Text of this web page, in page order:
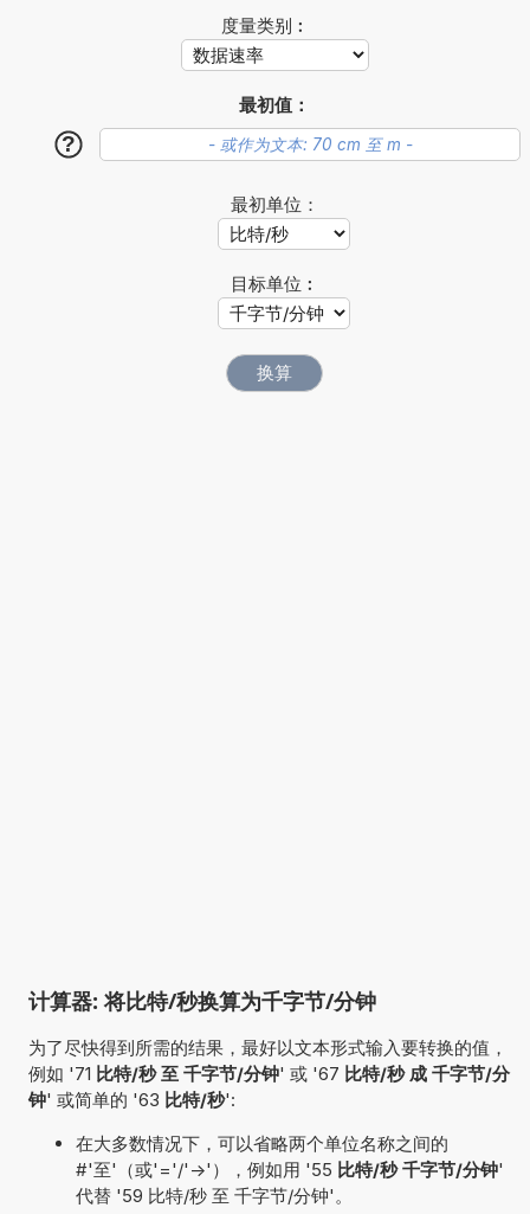
度量类别︰
最初值：
?
最初单位：
目标单位︰
计算器: 将比特/秒换算为千字节/分钟
为了尽快得到所需的结果，最好以文本形式输入要转换的值，
例如 '71 比特/秒 至 千字节/分钟' 或 '67 比特/秒 成 千字节/分
钟' 或简单的 '63 比特/秒':
在大多数情况下，可以省略两个单位名称之间的
#'至'（或'='/'->'），例如用 '55 比特/秒 千字节/分钟'
代替 '59 比特/秒 至 千字节/分钟'。